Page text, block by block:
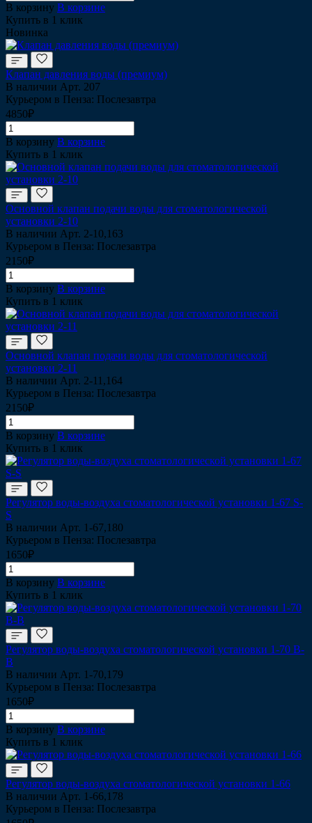
В корзину В корзине
Купить в 1 клик
Новинка
Клапан давления воды (премиум)
В наличии Арт. 207
Курьером в Пенза: Послезавтра
4850₽
В корзину В корзине
Купить в 1 клик
Основной клапан подачи воды для стоматологической
установки 2-10
В наличии Арт. 2-10,163
Курьером в Пенза: Послезавтра
2150₽
В корзину В корзине
Купить в 1 клик
Основной клапан подачи воды для стоматологической
установки 2-11
В наличии Арт. 2-11,164
Курьером в Пенза: Послезавтра
2150₽
В корзину В корзине
Купить в 1 клик
Регулятор воды-воздуха стоматологической установки 1-67 S-
S
В наличии Арт. 1-67,180
Курьером в Пенза: Послезавтра
1650₽
В корзину В корзине
Купить в 1 клик
Регулятор воды-воздуха стоматологической установки 1-70 B-
B
В наличии Арт. 1-70,179
Курьером в Пенза: Послезавтра
1650₽
В корзину В корзине
Купить в 1 клик
Регулятор воды-воздуха стоматологической установки 1-66
В наличии Арт. 1-66,178
Курьером в Пенза: Послезавтра